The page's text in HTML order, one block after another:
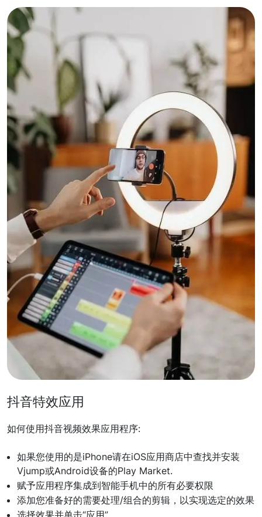
抖音特效应用
​​如何使用抖音视频效果应用程序:
如果您使用的是iPhone请在iOS应用商店中查找并安装
Vjump或Android设备的Play Market.
赋予应用程序集成到智能手机中的所有必要权限
添加您准备好的需要处理/组合的剪辑，以实现选定的效果
选择效果并单击“应用”